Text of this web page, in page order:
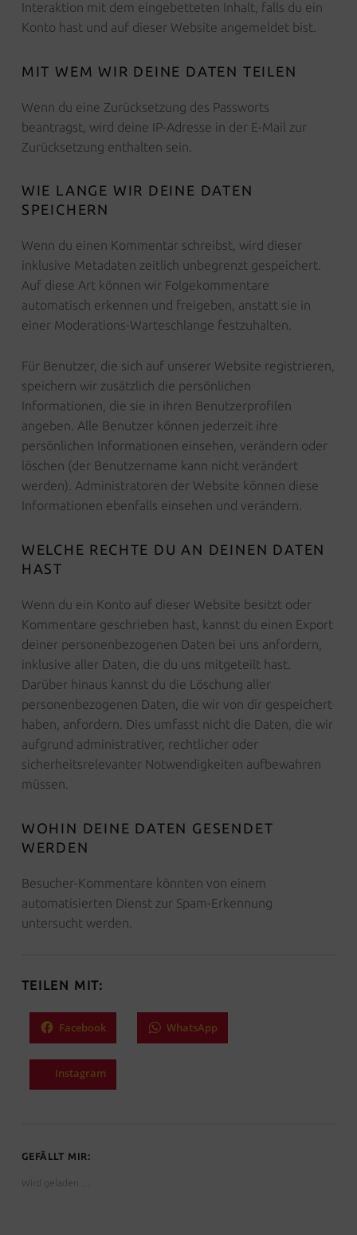
Interaktion mit dem eingebetteten Inhalt, falls du ein
Konto hast und auf dieser Website angemeldet bist.
MIT WEM WIR DEINE DATEN TEILEN
Wenn du eine Zurücksetzung des Passworts
beantragst, wird deine IP-Adresse in der E-Mail zur
Zurücksetzung enthalten sein.
WIE LANGE WIR DEINE DATEN
SPEICHERN
Wenn du einen Kommentar schreibst, wird dieser
inklusive Metadaten zeitlich unbegrenzt gespeichert.
Auf diese Art können wir Folgekommentare
automatisch erkennen und freigeben, anstatt sie in
einer Moderations-Warteschlange festzuhalten.
Für Benutzer, die sich auf unserer Website registrieren,
speichern wir zusätzlich die persönlichen
Informationen, die sie in ihren Benutzerprofilen
angeben. Alle Benutzer können jederzeit ihre
persönlichen Informationen einsehen, verändern oder
löschen (der Benutzername kann nicht verändert
werden). Administratoren der Website können diese
Informationen ebenfalls einsehen und verändern.
WELCHE RECHTE DU AN DEINEN DATEN
HAST
Wenn du ein Konto auf dieser Website besitzt oder
Kommentare geschrieben hast, kannst du einen Export
deiner personenbezogenen Daten bei uns anfordern,
inklusive aller Daten, die du uns mitgeteilt hast.
Darüber hinaus kannst du die Löschung aller
personenbezogenen Daten, die wir von dir gespeichert
haben, anfordern. Dies umfasst nicht die Daten, die wir
aufgrund administrativer, rechtlicher oder
sicherheitsrelevanter Notwendigkeiten aufbewahren
müssen.
WOHIN DEINE DATEN GESENDET
WERDEN
Besucher-Kommentare könnten von einem
automatisierten Dienst zur Spam-Erkennung
untersucht werden.
TEILEN MIT:
Facebook WhatsApp
Instagram
GEFÄLLT MIR:
Wird geladen …